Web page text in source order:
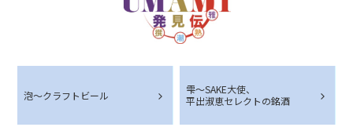
泡～クラフトビール
雫～SAKE大使、
平出淑恵セレクトの銘酒